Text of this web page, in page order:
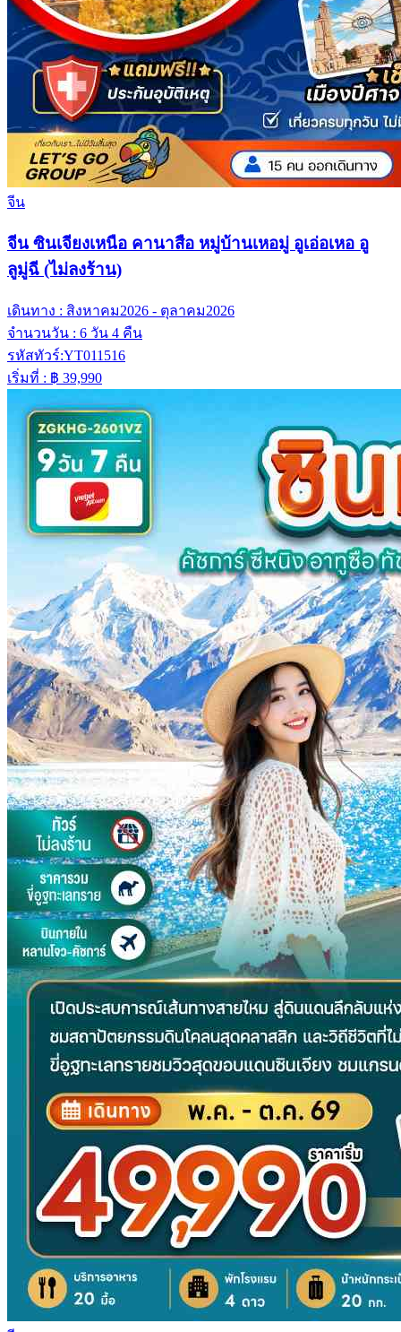
จีน
จีน ซินเจียงเหนือ คานาสือ หมู่บ้านเหอมู่ อูเอ่อเหอ อู
ลูมู่ฉี (ไม่ลงร้าน)
เดินทาง : สิงหาคม2026 - ตุลาคม2026
จำนวนวัน : 6 วัน 4 คืน
รหัสทัวร์:YT011516
เริ่มที่ : ฿ 39,990